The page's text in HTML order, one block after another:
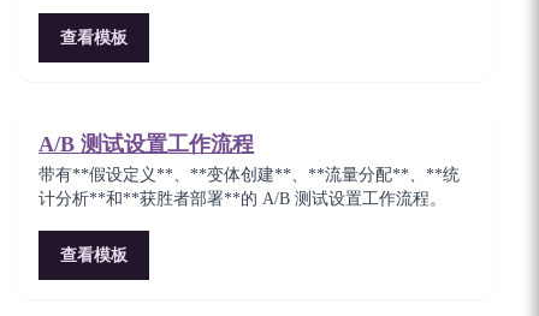
查看模板
A/B 测试设置工作流程
带有**假设定义**、**变体创建**、**流量分配**、**统
计分析**和**获胜者部署**的 A/B 测试设置工作流程。
查看模板